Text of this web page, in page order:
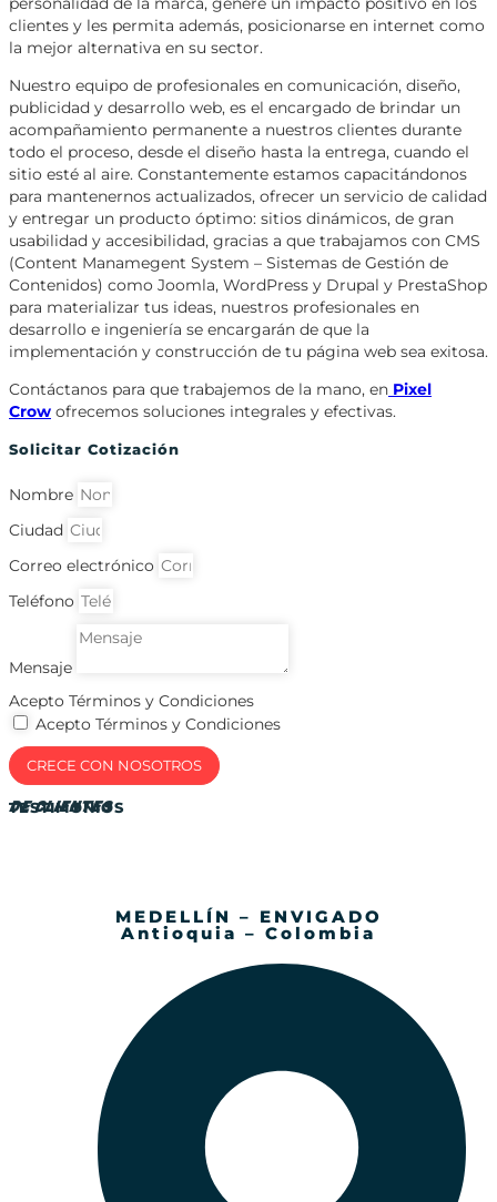
clientes y les permita además, posicionarse en internet como
la mejor alternativa en su sector.
Nuestro equipo de profesionales en comunicación, diseño,
publicidad y desarrollo web, es el encargado de brindar un
acompañamiento permanente a nuestros clientes durante
todo el proceso, desde el diseño hasta la entrega, cuando el
sitio esté al aire. Constantemente estamos capacitándonos
para mantenernos actualizados, ofrecer un servicio de calidad
y entregar un producto óptimo: sitios dinámicos, de gran
usabilidad y accesibilidad, gracias a que trabajamos con CMS
(Content Manamegent System – Sistemas de Gestión de
Contenidos) como Joomla, WordPress y Drupal y PrestaShop
para materializar tus ideas, nuestros profesionales en
desarrollo e ingeniería se encargarán de que la
implementación y construcción de tu página web sea exitosa.
Contáctanos para que trabajemos de la mano, en Pixel
Crow ofrecemos soluciones integrales y efectivas.
Solicitar Cotización
Nombre
Ciudad
Correo electrónico
Teléfono
Mensaje
Acepto Términos y Condiciones
Acepto Términos y Condiciones
CRECE CON NOSOTROS
TESTIMONIOS
DE CLIENTES
MEDELLÍN – ENVIGADO
Antioquia – Colombia